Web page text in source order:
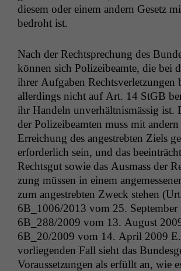
diesem oder einem andern Gesetz
bedro­ht ist.
Nach der Recht­sprechung des
kön­nen sich Polizeibeamte, die bei
ihrer Auf­gaben Rechtsver­let­zun­gen
allerd­ings nicht auf Art. 14 StGB
ihr Han­deln unver­hält­nis­mäs­sig ist.
der Polizeibeamten muss mit
Erre­ichung des angestrebten Ziels
erforder­lich sein, und das
Rechtsgut sowie das Aus­mass der
zung müssen in einem
zum angestrebten Zweck ste­hen
6B_1006/2013 vom 25.
6B_288/2009 vom 13. August
6B_20/2009 vom 14. April 2009
vor­liegen­den Fall sieht das
Voraus­set­zun­gen als erfüllt an, wie